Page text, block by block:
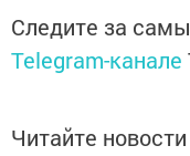
Следите за
Telegram-канале
Читайте